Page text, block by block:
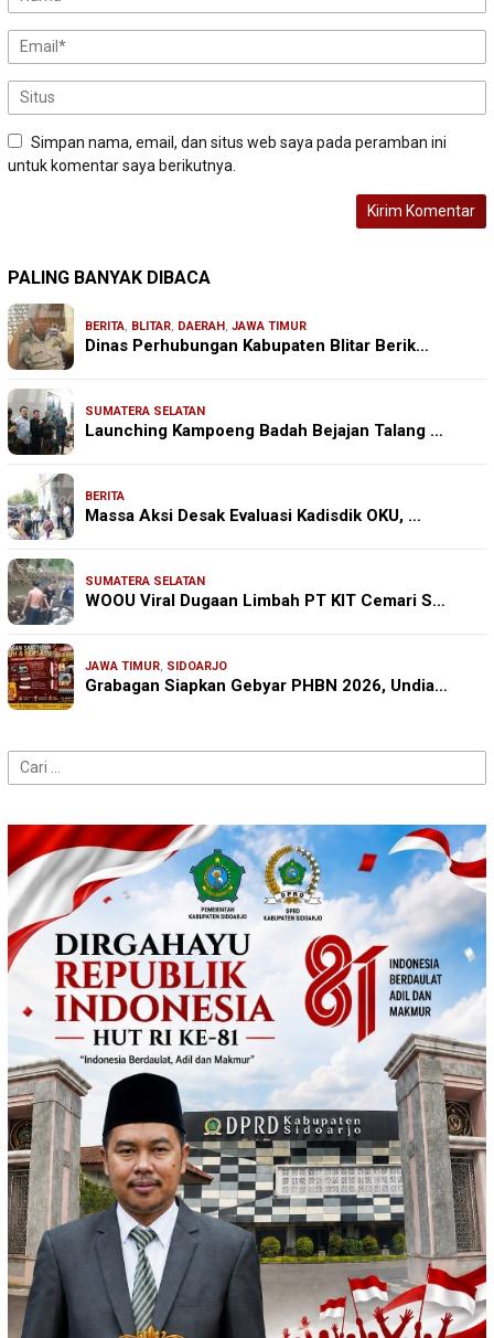
Simpan nama, email, dan situs web saya pada peramban ini
untuk komentar saya berikutnya.
PALING BANYAK DIBACA
BERITA, BLITAR, DAERAH , JAWA TIMUR
Dinas Perhubungan Kabupaten Blitar Berik…
SUMATERA SELATAN
Launching Kampoeng Badah Bejajan Talang …
BERITA
Massa Aksi Desak Evaluasi Kadisdik OKU, …
SUMATERA SELATAN
WOOU Viral Dugaan Limbah PT KIT Cemari S…
JAWA TIMUR, SIDOARJO
Grabagan Siapkan Gebyar PHBN 2026, Undia…
Cari
untuk: